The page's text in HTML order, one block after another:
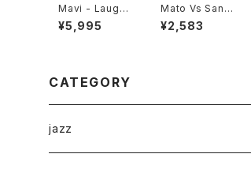
Mavi - Laughi
ng So Hard, It
Hurts "LP"
¥5,995
Mato Vs Santa
Claus – Jingle
Bells Dub / Sl
¥2,583
CATEGORY
jazz